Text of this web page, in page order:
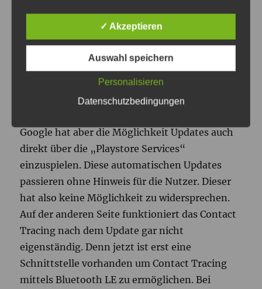
Und das wäre für die deutsche Contact Tracing
App, die Mitte Juni erwartet wird einfach zu
installiert und genutzt wird hilft sie beim
Nachvollziehen der Infektionsketten wirklich
Google hat aber die Möglichkeit Updates auch
direkt über die „Playstore Services“
einzuspielen. Diese automatischen Updates
passieren ohne Hinweis für die Nutzer. Dieser
hat also keine Möglichkeit zu widersprechen.
Auf der anderen Seite funktioniert das Contact
Tracing nach dem Update gar nicht
eigenständig. Denn jetzt ist erst eine
Schnittstelle vorhanden um Contact Tracing
mittels Bluetooth LE zu ermöglichen. Bei
✓ Akzeptieren
Auswahl speichern
Personalisieren
Datenschutzbedingungen